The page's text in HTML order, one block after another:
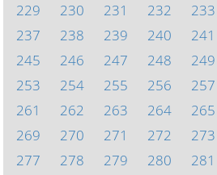
229
230 231 232 233
237
238 239 240 241
245
246 247 248 249
253
254 255 256 257
261
262 263 264 265
269
270 271 272 273
277
278 279 280 281